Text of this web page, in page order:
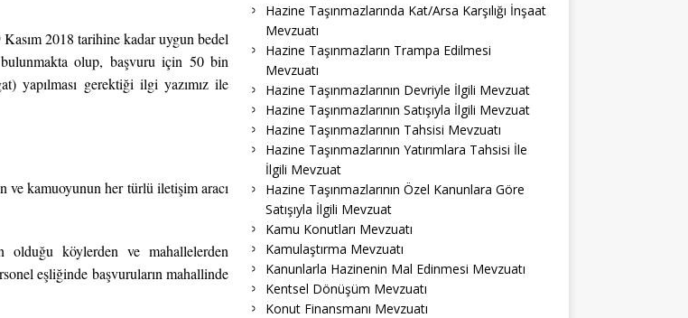
2018 tarihine kadar uygun bedel
bulunmakta olup, başvuru için 50 bin
yapılması gerektiği ilgi yazımız ile
ve kamuoyunun her türlü iletişim aracı
olduğu köylerden ve mahallelerden
eşliğinde başvuruların mahallinde
Hazine Taşınmazlarında Kat/Arsa Karşılığı İnşaat
Mevzuatı
Hazine Taşınmazların Trampa Edilmesi
Mevzuatı
Hazine Taşınmazlarının Devriyle İlgili Mevzuat
Hazine Taşınmazlarının Satışıyla İlgili Mevzuat
Hazine Taşınmazlarının Tahsisi Mevzuatı
Hazine Taşınmazlarının Yatırımlara Tahsisi İle
İlgili Mevzuat
Hazine Taşınmazlarının Özel Kanunlara Göre
Satışıyla İlgili Mevzuat
Kamu Konutları Mevzuatı
Kamulaştırma Mevzuatı
Kanunlarla Hazinenin Mal Edinmesi Mevzuatı
Kentsel Dönüşüm Mevzuatı
Konut Finansmanı Mevzuatı